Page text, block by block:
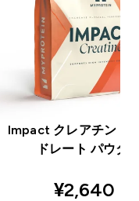
Impact クレアチン モ
ドレート パウダ
¥2,640‎